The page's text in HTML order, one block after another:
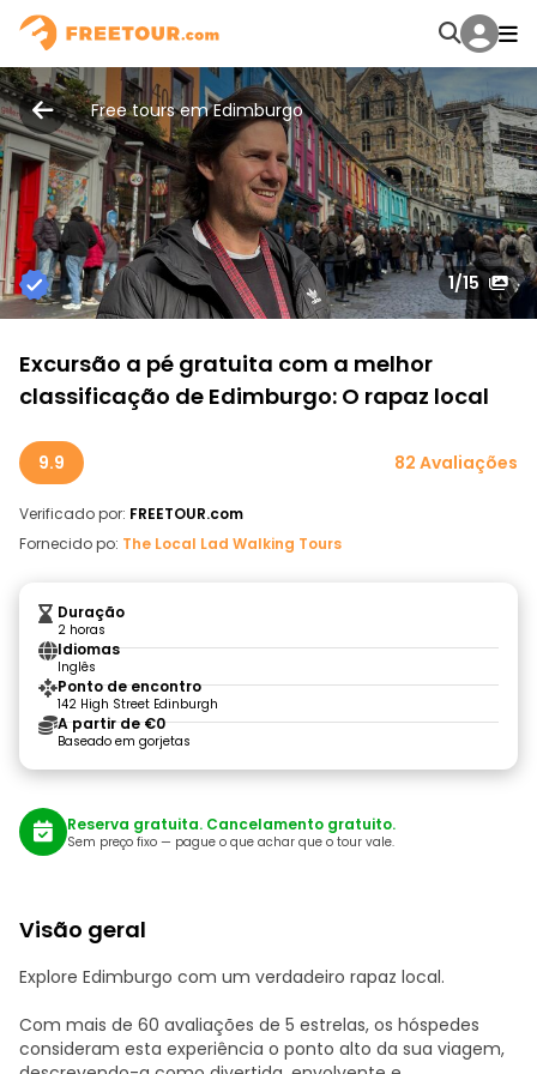
Free tours em Edimburgo
1/15
Excursão a pé gratuita com a melhor
classificação de Edimburgo: O rapaz local
9.9 82 Avaliações
Verificado por: FREETOUR.com
Fornecido po: The Local Lad Walking Tours
Duração
2 horas
Idiomas
Inglês
Ponto de encontro
142 High Street Edinburgh
A partir de €0
Baseado em gorjetas
Reserva gratuita. Cancelamento gratuito.
Sem preço fixo — pague o que achar que o tour vale.
Visão geral
Explore Edimburgo com um verdadeiro rapaz local.
Com mais de 60 avaliações de 5 estrelas, os hóspedes
consideram esta experiência o ponto alto da sua viagem,